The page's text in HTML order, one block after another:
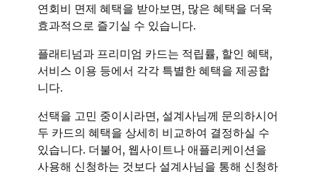
연회비 면제 혜택을 받아보면, 많은 혜택을 더욱
효과적으로 즐기실 수 있습니다.
플래티넘과 프리미엄 카드는 적립률, 할인 혜택,
서비스 이용 등에서 각각 특별한 혜택을 제공합
니다.
선택을 고민 중이시라면, 설계사님께 문의하시어
두 카드의 혜택을 상세히 비교하여 결정하실 수
있습니다. 더불어, 웹사이트나 애플리케이션을
사용해 신청하는 것보다 설계사님을 통해 신청하